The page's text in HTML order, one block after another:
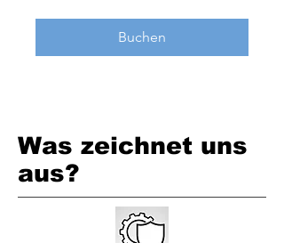
Buchen
Was zeichnet uns
aus?